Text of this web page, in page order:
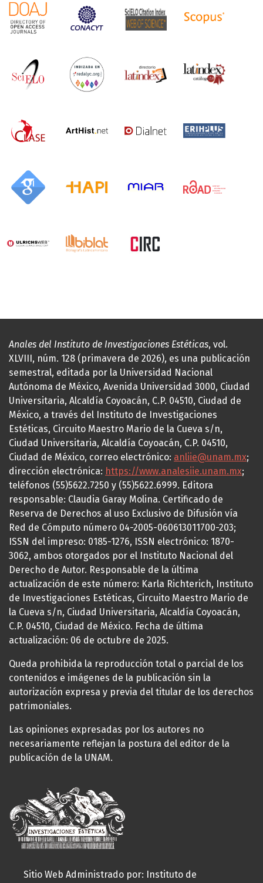
Anales del Instituto de Investigaciones Estéticas, vol.
XLVIII, núm. 128 (primavera de 2026), es una publicación
semestral, editada por la Universidad Nacional
Autónoma de México, Avenida Universidad 3000, Ciudad
Universitaria, Alcaldía Coyoacán, C.P. 04510, Ciudad de
México, a través del Instituto de Investigaciones
Estéticas, Circuito Maestro Mario de la Cueva s/n,
Ciudad Universitaria, Alcaldía Coyoacán, C.P. 04510,
Ciudad de México, correo electrónico: anliie@unam.mx;
dirección electrónica: https://www.analesiie.unam.mx;
teléfonos (55)5622.7250 y (55)5622.6999. Editora
responsable: Claudia Garay Molina. Certificado de
Reserva de Derechos al uso Exclusivo de Difusión vía
Red de Cómputo número 04-2005-060613011700-203;
ISSN del impreso: 0185-1276, ISSN electrónico: 1870-
3062, ambos otorgados por el Instituto Nacional del
Derecho de Autor. Responsable de la última
actualización de este número: Karla Richterich, Instituto
de Investigaciones Estéticas, Circuito Maestro Mario de
la Cueva s/n, Ciudad Universitaria, Alcaldía Coyoacán,
C.P. 04510, Ciudad de México. Fecha de última
actualización: 06 de octubre de 2025.
Queda prohibida la reproducción total o parcial de los
contenidos e imágenes de la publicación sin la
autorización expresa y previa del titular de los derechos
patrimoniales.
Las opiniones expresadas por los autores no
necesariamente reflejan la postura del editor de la
publicación de la UNAM.
Sitio Web Administrado por: Instituto de